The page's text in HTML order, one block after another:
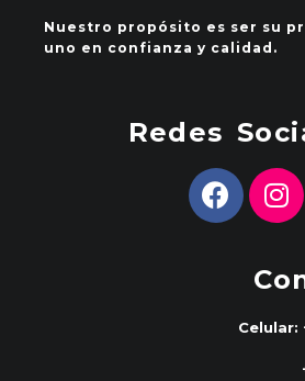
Nuestro propósito es ser su
uno en confianza y calidad.
Redes
Celular: